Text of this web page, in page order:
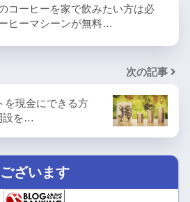
コーヒーを家で飲みたい方は必
ヒーマシーンが無料…
次の記事
を現金にできる方
設を…
ざいます